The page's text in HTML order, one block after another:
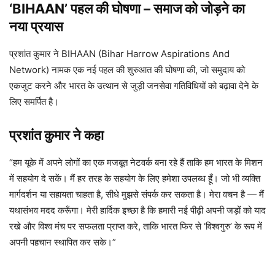
‘BIHAAN’ पहल की घोषणा – समाज को जोड़ने का
नया प्रयास
प्रशांत कुमार ने BIHAAN (Bihar Harrow Aspirations And
Network) नामक एक नई पहल की शुरुआत की घोषणा की, जो समुदाय को
एकजुट करने और भारत के उत्थान से जुड़ी जनसेवा गतिविधियों को बढ़ावा देने के
लिए समर्पित है।
प्रशांत कुमार ने कहा
“हम यूके में अपने लोगों का एक मजबूत नेटवर्क बना रहे हैं ताकि हम भारत के मिशन
में सहयोग दे सकें। मैं हर तरह के सहयोग के लिए हमेशा उपलब्ध हूँ। जो भी व्यक्ति
मार्गदर्शन या सहायता चाहता है, सीधे मुझसे संपर्क कर सकता है। मेरा वचन है — मैं
यथासंभव मदद करूँगा। मेरी हार्दिक इच्छा है कि हमारी नई पीढ़ी अपनी जड़ों को याद
रखे और विश्व मंच पर सफलता प्राप्त करे, ताकि भारत फिर से ‘विश्वगुरु’ के रूप में
अपनी पहचान स्थापित कर सके।”